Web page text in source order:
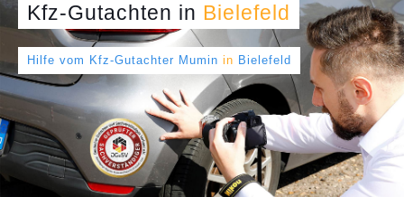
Kfz-Gutachten in Bielefeld
Hilfe vom Kfz-Gutachter Mumin in Bielefeld